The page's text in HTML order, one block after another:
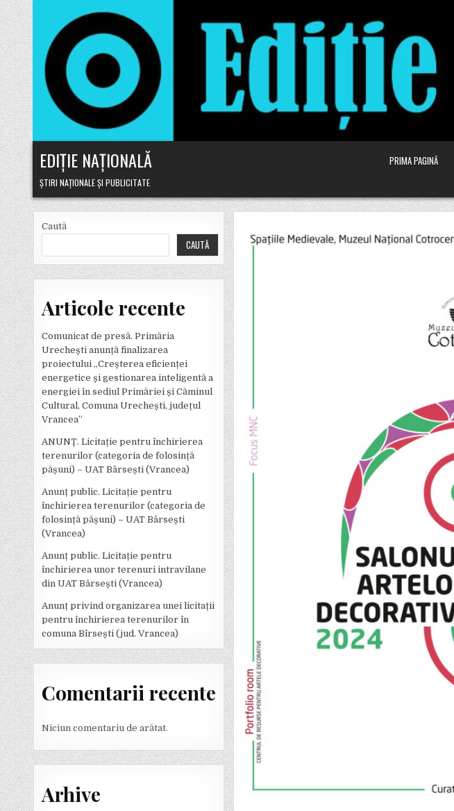
Skip to content
EDIȚIE NAȚIONALĂ
ȘTIRI NAȚIONALE ȘI PUBLICITATE
PRIMA PAGINĂ
Caută
CAUTĂ
Articole recente
Comunicat de presă. Primăria
Urechești anunță finalizarea
proiectului „Creșterea eficienței
energetice și gestionarea inteligentă a
energiei în sediul Primăriei și Căminul
Cultural, Comuna Urechești, județul
Vrancea”
ANUNȚ. Licitație pentru închirierea
terenurilor (categoria de folosință
pășuni) – UAT Bârsești (Vrancea)
Anunț public. Licitație pentru
închirierea terenurilor (categoria de
folosință pășuni) – UAT Bârsești
(Vrancea)
Anunț public. Licitație pentru
închirierea unor terenuri intravilane
din UAT Bârsești (Vrancea)
Anunț privind organizarea unei licitații
pentru închirierea terenurilor în
comuna Bîrsești (jud. Vrancea)
Comentarii recente
Niciun comentariu de arătat.
Arhive